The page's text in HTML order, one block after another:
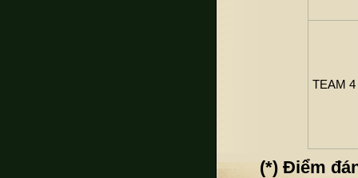
TEAM
(*) Điểm